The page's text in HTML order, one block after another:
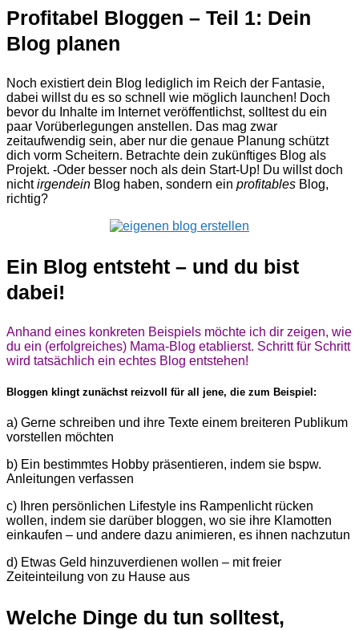
Profitabel Bloggen – Teil 1: Dein
Blog planen
Noch existiert dein Blog lediglich im Reich der Fantasie,
dabei willst du es so schnell wie möglich launchen! Doch
bevor du Inhalte im Internet veröffentlichst, solltest du ein
paar Vorüberlegungen anstellen. Das mag zwar
zeitaufwendig sein, aber nur die genaue Planung schützt
dich vorm Scheitern. Betrachte dein zukünftiges Blog als
Projekt. -Oder besser noch als dein Start-Up! Du willst doch
nichtirgendein Blog haben, sondern ein profitables Blog,
richtig?
Ein Blog entsteht – und du bist
dabei!
Anhand eines konkreten Beispiels möchte ich dir zeigen, wie
du ein (erfolgreiches) Mama-Blog etablierst. Schritt für Schritt
wird tatsächlich ein echtes Blog entstehen!
Bloggen klingt zunächst reizvoll für all jene, die zum Beispiel:
a) Gerne schreiben und ihre Texte einem breiteren Publikum
vorstellen möchten
b) Ein bestimmtes Hobby präsentieren, indem sie bspw.
Anleitungen verfassen
c) Ihren persönlichen Lifestyle ins Rampenlicht rücken
wollen, indem sie darüber bloggen, wo sie ihre Klamotten
einkaufen – und andere dazu animieren, es ihnen nachzutun
d) Etwas Geld hinzuverdienen wollen – mit freier
Zeiteinteilung von zu Hause aus
Welche Dinge du tun solltest,